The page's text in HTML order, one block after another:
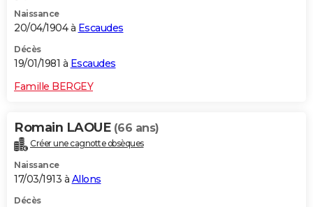
Naissance
20/04/1904 à Escaudes
Décès
19/01/1981 à Escaudes
Famille BERGEY
Romain LAOUE (66 ans)
Créer une cagnotte obsèques
Naissance
17/03/1913 à Allons
Décès